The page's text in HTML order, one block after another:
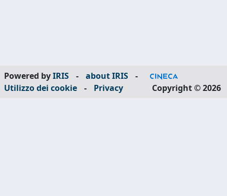
Powered byIRIS - about IRIS
-
Utilizzo dei cookie
- Privacy Copyright © 2026